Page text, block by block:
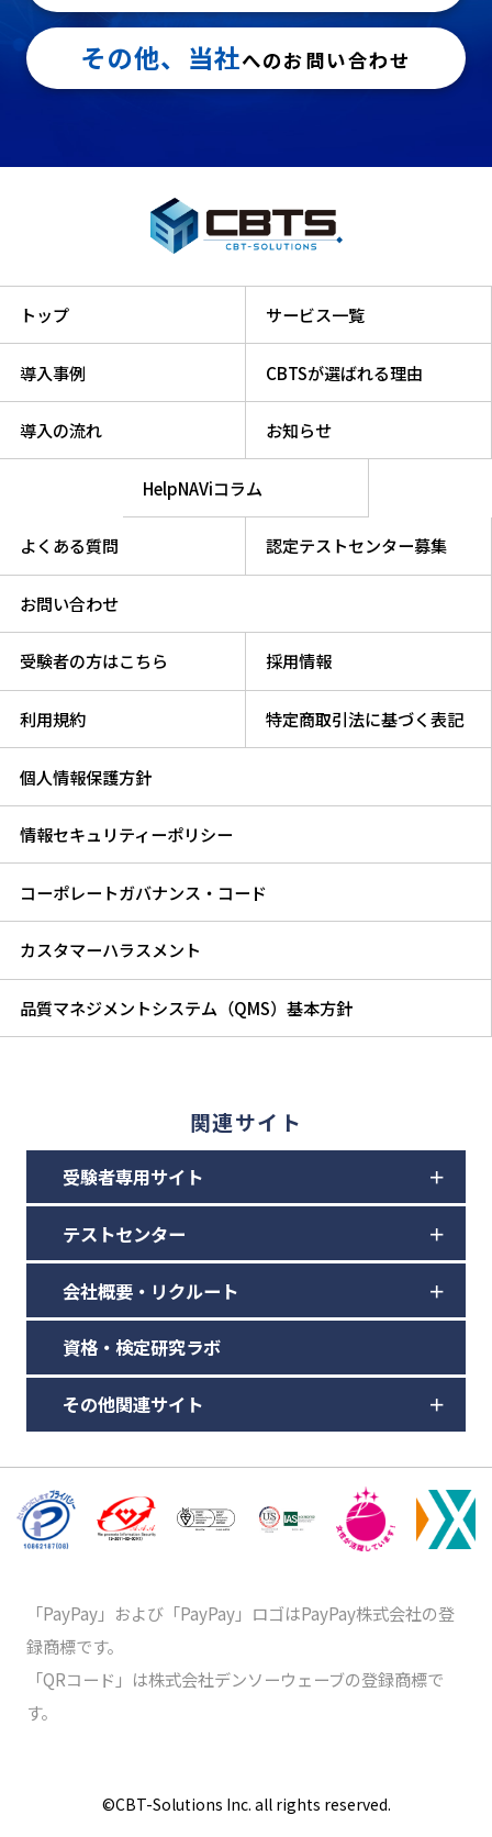
その他、当社へのお問い合わせ
トップ サービス一覧
導入事例 CBTSが選ばれる理由
導入の流れ お知らせ
HelpNAViコラム
よくある質問 認定テストセンター募集
お問い合わせ
受験者の方はこちら 採用情報
利用規約 特定商取引法に基づく表記
個人情報保護方針
情報セキュリティーポリシー
コーポレートガバナンス・コード
カスタマーハラスメント
品質マネジメントシステム（QMS）基本方針
関連サイト
受験者専用サイト
テストセンター
会社概要・リクルート
資格・検定研究ラボ
その他関連サイト
「PayPay」および「PayPay」ロゴはPayPay株式会社の登
録商標です。
「QRコード」は株式会社デンソーウェーブの登録商標で
す。
©️CBT-Solutions Inc. all rights reserved.